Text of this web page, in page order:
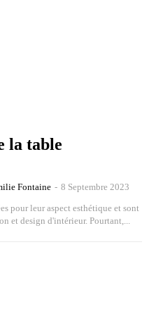
la table
Fontaine - 8 Septembre 2023
pour leur aspect esthétique et sont
et design d'intérieur. Pourtant,...